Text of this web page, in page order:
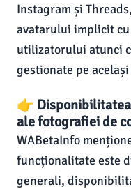
Instagram și
avatarului implicit
utilizatorului atunci
gestionate pe
👉
ale fotografiei de
WABetaInfo
funcționalitate este
generali,